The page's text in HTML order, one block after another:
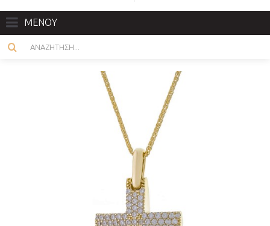
ΜΕΝΟΥ